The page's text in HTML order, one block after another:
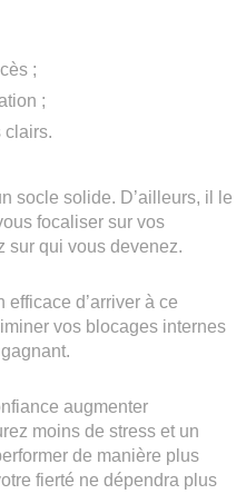
;
;
clairs.
socle solide. D’ailleurs, il le
focaliser sur vos
sur qui vous devenez.
efficace d’arriver à ce
vos blocages internes
augmenter
moins de stress et un
de manière plus
fierté ne dépendra plus